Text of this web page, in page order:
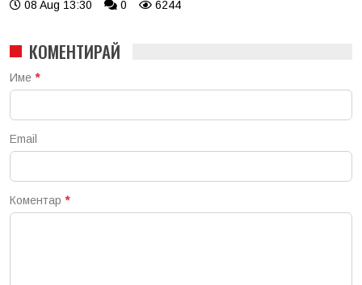
08 Aug 13:30 0 6244
КОМЕНТИРАЙ
Име *
Email
Коментар *